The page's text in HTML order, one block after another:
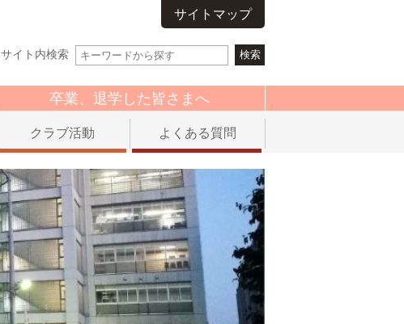
サイトマップ
サイト内検索
卒業、退学した皆さまへ
クラブ活動 よくある質問